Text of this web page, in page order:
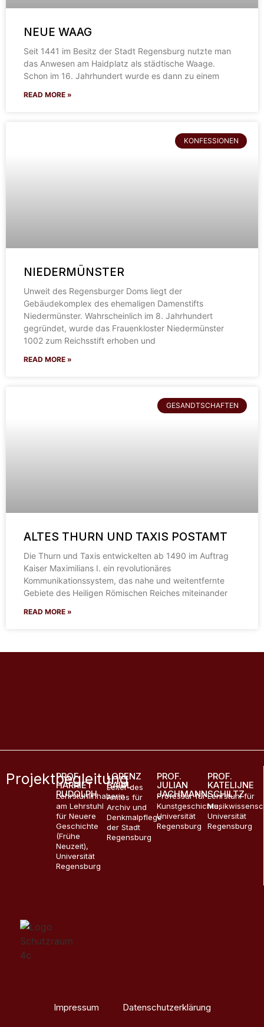
NEUE WAAG
Seit 1441 im Besitz der Stadt Regensburg nutzte man
das Anwesen am Haidplatz als städtische Waage.
Schon im 16. Jahrhundert wurde es dann zu einem
READ MORE »
KONFESSIONEN
NIEDERMÜNSTER
Unweit des Regensburger Doms liegt der
Gebäudekomplex des ehemaligen Damenstifts
Niedermünster. Wahrscheinlich im 8. Jahrhundert
gegründet, wurde das Frauenkloster Niedermünster
1002 zum Reichsstift erhoben und
READ MORE »
GESANDTSCHAFTEN
ALTES THURN UND TAXIS POSTAMT
Die Thurn und Taxis entwickelten ab 1490 im Auftrag
Kaiser Maximilians I. ein revolutionäres
Kommunikationssystem, das nahe und weitentfernte
Gebiete des Heiligen Römischen Reiches miteinander
READ MORE »
Projektbegleitung
PROF.
HARRIET
RUDOLPH
Lehrstuhlinhaberin
am Lehrstuhl
für Neuere
Geschichte
(Frühe
Neuzeit),
Universität
Regensburg
LORENZ
BAIBL
Leiter des
Amtes für
Archiv und
Denkmalpflege
der Stadt
Regensburg
PROF.
JULIAN
JACHMANN
Professur für
Kunstgeschichte,
Universität
Regensburg
PROF.
KATELIJNE
SCHILTZ
Lehrstuhl für
Universität
Regensburg
Impressum Datenschutzerklärung